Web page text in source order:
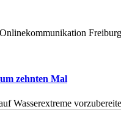
zehnten Mal
Wasserextreme